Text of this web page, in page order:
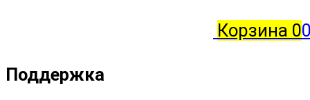
Корзина 0
Поддержка